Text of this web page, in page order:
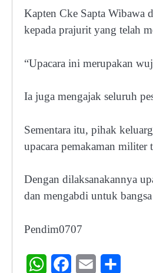
Kapten Cke Sapta Wibawa
kepada prajurit yang telah
“Upacara ini merupakan
Ia juga mengajak seluruh
Sementara itu, pihak
upacara pemakaman militer
Dengan dilaksanakannya
dan mengabdi untuk
Pendim0707
WhatsAppFacebookEmail